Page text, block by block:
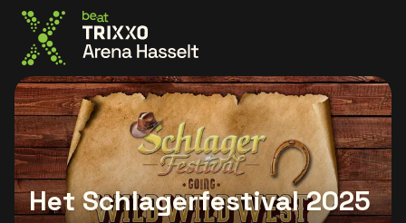
Ga naar de homepage
Het Schlagerfestival 2025